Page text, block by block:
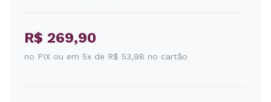
R$ 269,90
no PIX ou em 5x de R$ 53,98 no cartão